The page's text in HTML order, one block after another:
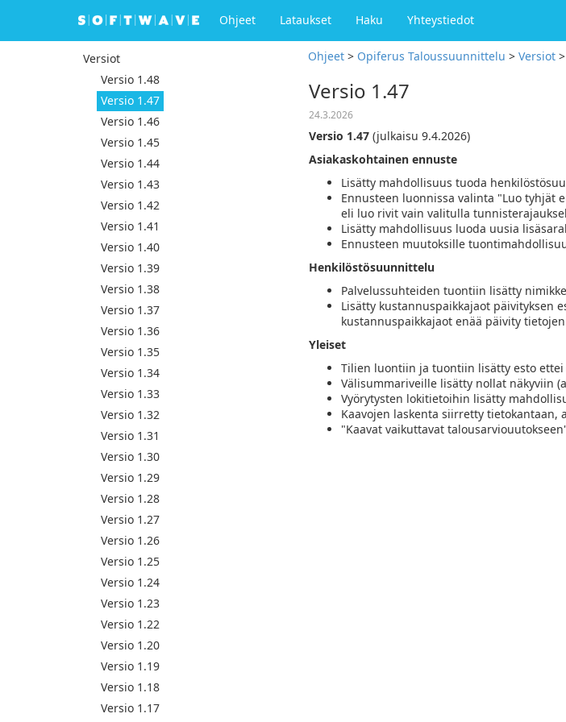
Ohjeet Lataukset Haku Yhteystiedot
Versiot
Versio 1.48
Versio 1.47
Versio 1.46
Versio 1.45
Versio 1.44
Versio 1.43
Versio 1.42
Versio 1.41
Versio 1.40
Versio 1.39
Versio 1.38
Versio 1.37
Versio 1.36
Versio 1.35
Versio 1.34
Versio 1.33
Versio 1.32
Versio 1.31
Versio 1.30
Versio 1.29
Versio 1.28
Versio 1.27
Versio 1.26
Versio 1.25
Versio 1.24
Versio 1.23
Versio 1.22
Versio 1.20
Versio 1.19
Versio 1.18
Versio 1.17
Ohjeet > Opiferus Taloussuunnittelu > Versiot >
Versio 1.47
24.3.2026
Versio 1.47 (julkaisu 9.4.2026)
Asiakaskohtainen ennuste
Lisätty mahdollisuus tuoda
Ennusteen luonnissa valinta "Luo tyhjät
eli luo rivit vain valitulla
Lisätty mahdollisuus luoda uusia
Ennusteen muutoksille
Henkilöstösuunnittelu
Palvelussuhteiden tuontiin lisätty
Lisätty kustannuspaikkajaot päivityksen
kustannuspaikkajaot enää päivity
Yleiset
Tilien luontiin ja tuontiin lisätty esto
Välisummariveille lisätty nollat näkyviin
Vyörytysten lokitietoihin lisätty
Kaavojen laskenta siirretty tietokantaan,
"Kaavat vaikuttavat